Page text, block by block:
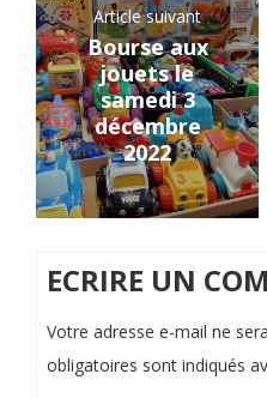
Article suivant
Bourse aux
jouets le
samedi 3
décembre
2022
ECRIRE UN
Votre adresse e-mail ne
obligatoires sont indiqués